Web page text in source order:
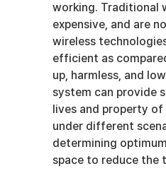
working. Traditional
expensive, and are
wireless
efficient as
up, harmless, and
system can provide
lives and property of
under different
determining
space to reduce the